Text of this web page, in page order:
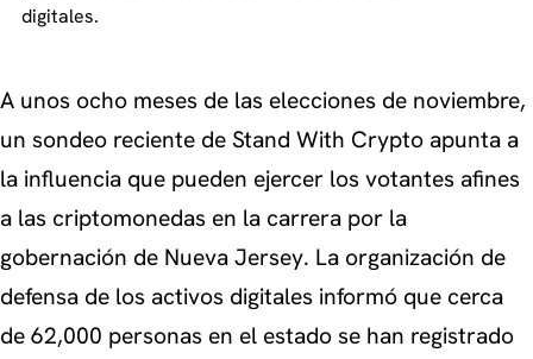
digitales.
A unos ocho meses de las elecciones de noviembre,
un sondeo reciente de Stand With Crypto apunta a
la influencia que pueden ejercer los votantes afines
a las criptomonedas en la carrera por la
gobernación de Nueva Jersey. La organización de
defensa de los activos digitales informó que cerca
de 62,000 personas en el estado se han registrado